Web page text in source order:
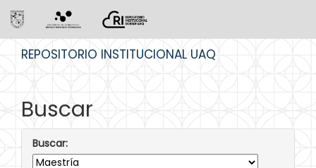
REPOSITORIO INSTITUCIONAL UAQ
Buscar
Buscar: